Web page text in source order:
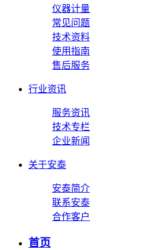
仪器计量
常见问题
技术资料
使用指南
售后服务
行业资讯
服务资讯
技术专栏
企业新闻
关于安泰
安泰简介
联系安泰
合作客户
首页